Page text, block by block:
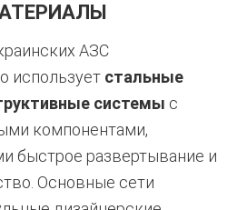
АЗС
использует стальные
системы с
компонентами,
быстрое развертывание и
Основные сети